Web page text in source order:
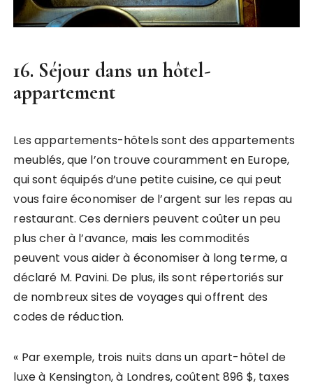
16. Séjour dans un hôtel-
appartement
Les appartements-hôtels sont des appartements
meublés, que l’on trouve couramment en Europe,
qui sont équipés d’une petite cuisine, ce qui peut
vous faire économiser de l’argent sur les repas au
restaurant. Ces derniers peuvent coûter un peu
plus cher à l’avance, mais les commodités
peuvent vous aider à économiser à long terme, a
déclaré M. Pavini. De plus, ils sont répertoriés sur
de nombreux sites de voyages qui offrent des
codes de réduction.
« Par exemple, trois nuits dans un apart-hôtel de
luxe à Kensington, à Londres, coûtent 896 $, taxes